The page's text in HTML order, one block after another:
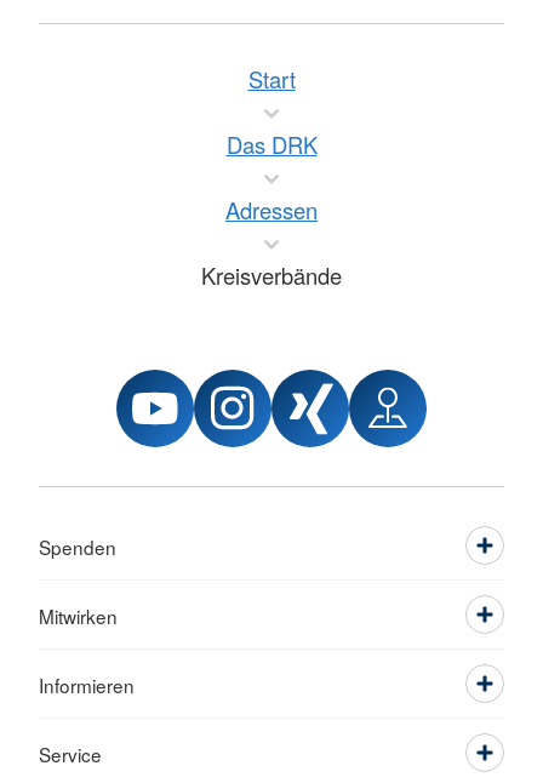
Start
Das DRK
Adressen
Kreisverbände
Spenden
Mitwirken
Informieren
Service